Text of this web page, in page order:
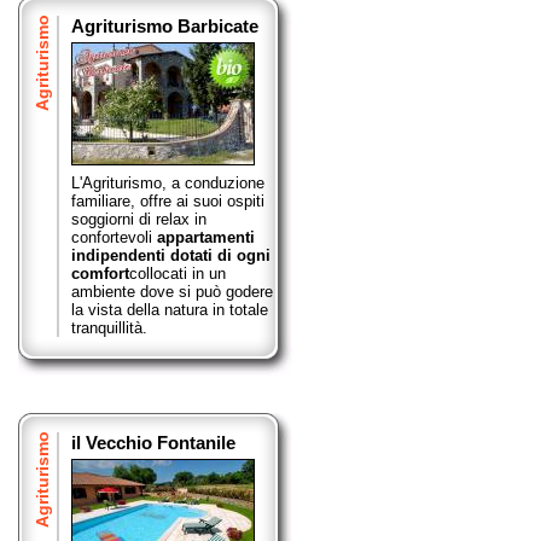
Agriturismo Agriturismo Barbicate
L'Agriturismo, a conduzione
familiare, offre ai suoi ospiti
soggiorni di relax in
confortevoli appartamenti
indipendenti dotati di ogni
comfortcollocati in un
ambiente dove si può godere
la vista della natura in totale
tranquillità.
Agriturismo il Vecchio Fontanile